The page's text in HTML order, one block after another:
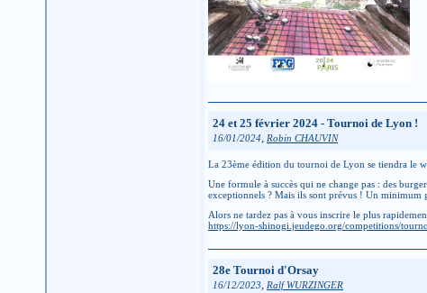
24 et 25 février 2024 - Tournoi de Lyon !
16/01/2024, Robin CHAUVIN
La 23ème édition du tournoi de Lyon se tiendra le
Une formule à succès qui ne change pas : des
exceptionnels ? Mais ils sont prévus ! Un minimum
Alors ne tardez pas à vous inscrire le plus
https://lyon-shinogi.jeudego.org/competitions/
28e Tournoi d'Orsay
16/12/2023, Ralf WURZINGER